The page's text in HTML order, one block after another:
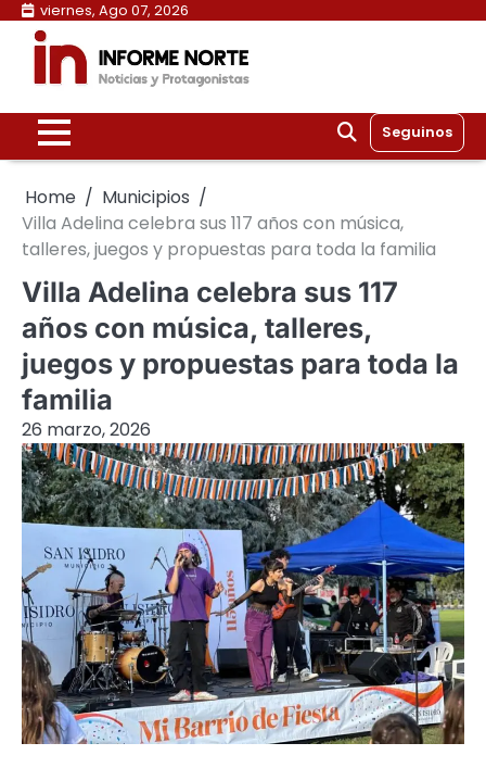
Skip
content
viernes, Ago 07, 2026
Seguinos
Home
Municipios
Villa Adelina celebra sus 117 años con música,
talleres, juegos y propuestas para toda la familia
Villa Adelina celebra sus 117
años con música, talleres,
juegos y propuestas para toda la
familia
26 marzo, 2026